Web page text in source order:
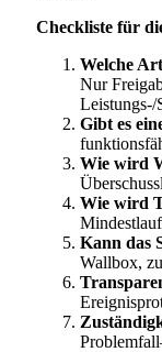
Checkliste für
Welche
Nur
Leistungs-/
Gibt es
Wie wird
Wie wird
Kann das
Wallbox,